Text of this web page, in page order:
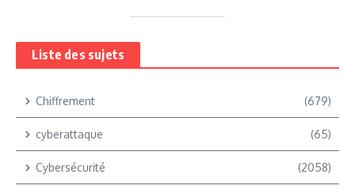
Liste des sujets
Chiffrement (679)
cyberattaque (65)
Cybersécurité (2058)